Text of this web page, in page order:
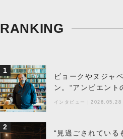
RANKING
1
ビョークやヌジャ
ン。“アンビエント
ちた最新作の背景
インタビュー 2026.05.28
2
“見過ごされてい